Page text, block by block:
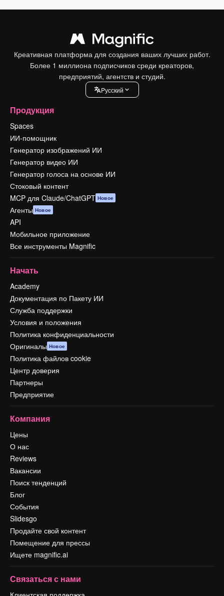
Креативная платформа для создания ваших лучших работ.
Более 1 миллиона подписчиков среди креаторов,
предприятий, агентств и студий.
Pусский
Продукция
Spaces
ИИ-помощник
Генератор изображений ИИ
Генератор видео ИИ
Генератор голоса на основе ИИ
Стоковый контент
MCP для Claude/ChatGPT Новое
Агенты Новое
API
Мобильное приложение
Все инструменты Magnific
Начать
Academy
Документация по Пакету ИИ
Служба поддержки
Условия и положения
Политика конфиденциальности
Оригиналы Новое
Политика файлов cookie
Центр доверия
Партнеры
Предприятие
Компания
Цены
О нас
Reviews
Вакансии
Поиск тенденций
Блог
События
Slidesgo
Продайте свой контент
Помещение для прессы
Ищете magnific.ai
Связаться с нами